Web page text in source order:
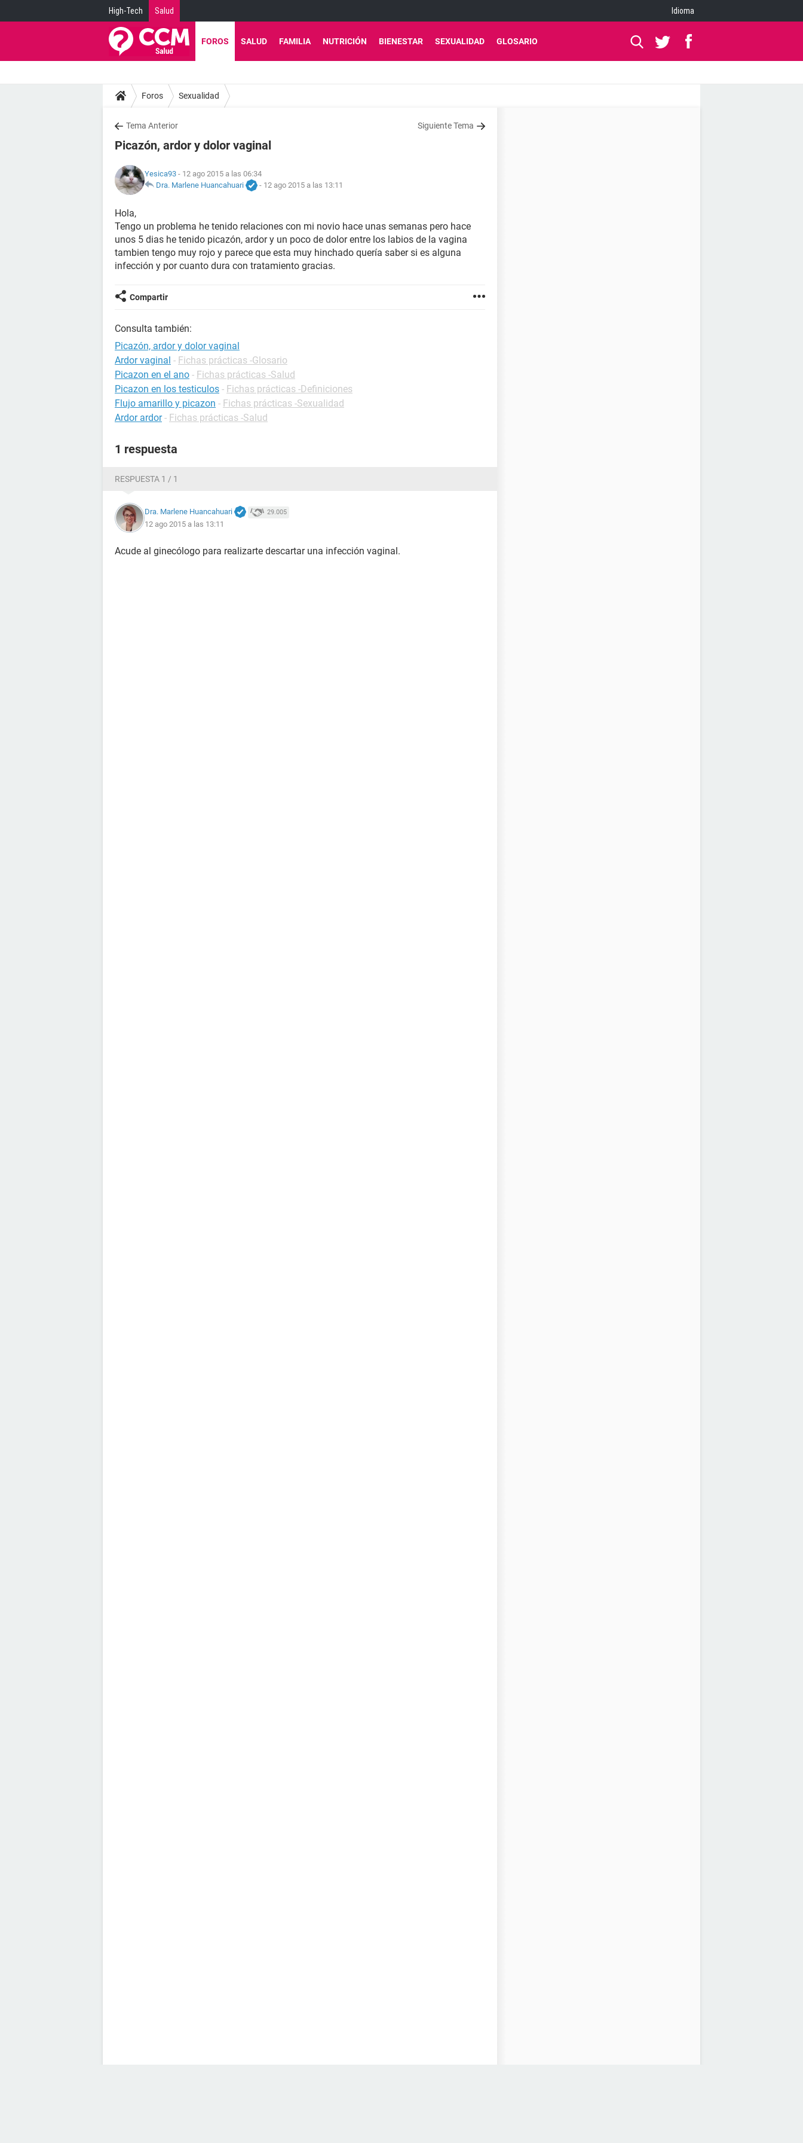
High-Tech Salud Idioma
FOROS SALUD FAMILIA NUTRICIÓN BIENESTAR SEXUALIDAD GLOSARIO
Foros Sexualidad
Tema Anterior Siguiente Tema
Picazón, ardor y dolor vaginal
Yesica93 - 12 ago 2015 a las 06:34
Dra. Marlene Huancahuari
- 12 ago 2015 a las 13:11
Hola,
Tengo un problema he tenido relaciones con mi novio hace unas semanas pero hace
unos 5 dias he tenido picazón, ardor y un poco de dolor entre los labios de la vagina
tambien tengo muy rojo y parece que esta muy hinchado quería saber si es alguna
infección y por cuanto dura con tratamiento gracias.
Compartir
Consulta también:
Picazón, ardor y dolor vaginal
Ardor vaginal - Fichas prácticas -Glosario
Picazon en el ano - Fichas prácticas -Salud
Picazon en los testiculos - Fichas prácticas -Definiciones
Flujo amarillo y picazon - Fichas prácticas -Sexualidad
Ardor ardor - Fichas prácticas -Salud
1 respuesta
RESPUESTA 1 / 1
Dra. Marlene Huancahuari 29.005
12 ago 2015 a las 13:11
Acude al ginecólogo para realizarte descartar una infección vaginal.